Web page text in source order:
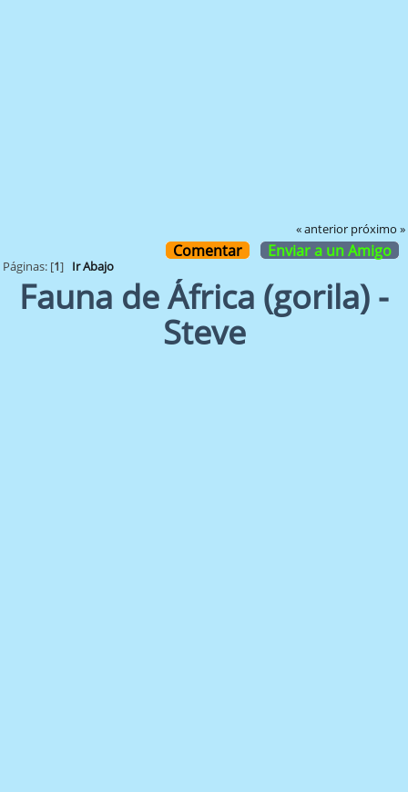
« anterior próximo »
Comentar Enviar a un Amigo
Páginas: [1] Ir Abajo
Fauna de África (gorila) -
Steve